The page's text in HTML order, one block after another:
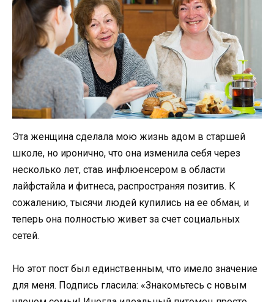
Эта женщина сделала мою жизнь адом в старшей
школе, но иронично, что она изменила себя через
несколько лет, став инфлюенсером в области
лайфстайла и фитнеса, распространяя позитив. К
сожалению, тысячи людей купились на ее обман, и
теперь она полностью живет за счет социальных
сетей.
Но этот пост был единственным, что имело значение
для меня. Подпись гласила: «Знакомьтесь с новым